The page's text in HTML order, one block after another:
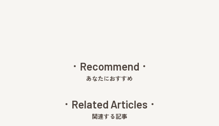
Recommend
あなたにおすすめ
Related Articles
関連する記事